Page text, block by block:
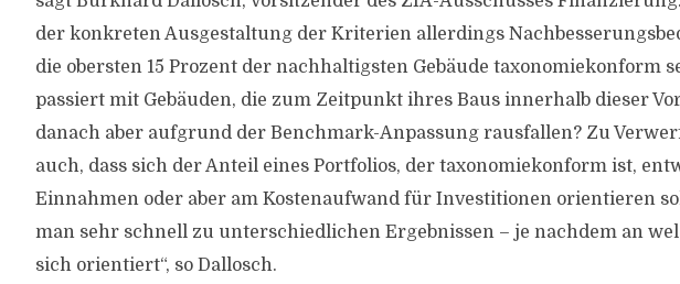
der konkreten Ausgestaltung der Kriterien allerdings
die obersten 15 Prozent der nachhaltigsten Gebäude taxonomiekonform
passiert mit Gebäuden, die zum Zeitpunkt ihres Baus innerhalb dieser
danach aber aufgrund der Benchmark-Anpassung rausfallen? Zu
auch, dass sich der Anteil eines Portfolios, der taxonomiekonform ist,
Einnahmen oder aber am Kostenaufwand für Investitionen orientieren
man sehr schnell zu unterschiedlichen Ergebnissen – je nachdem an
sich orientiert“, so Dallosch.